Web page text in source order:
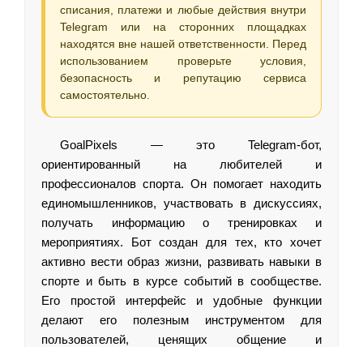
списания, платежи и любые действия внутри
Telegram или на сторонних площадках
находятся вне нашей ответственности. Перед
использованием проверьте условия,
безопасность и репутацию сервиса
самостоятельно.
GoalPixels — это Telegram-бот,
ориентированный на любителей и
профессионалов спорта. Он помогает находить
единомышленников, участвовать в дискуссиях,
получать информацию о тренировках и
мероприятиях. Бот создан для тех, кто хочет
активно вести образ жизни, развивать навыки в
спорте и быть в курсе событий в сообществе.
Его простой интерфейс и удобные функции
делают его полезным инструментом для
пользователей, ценящих общение и